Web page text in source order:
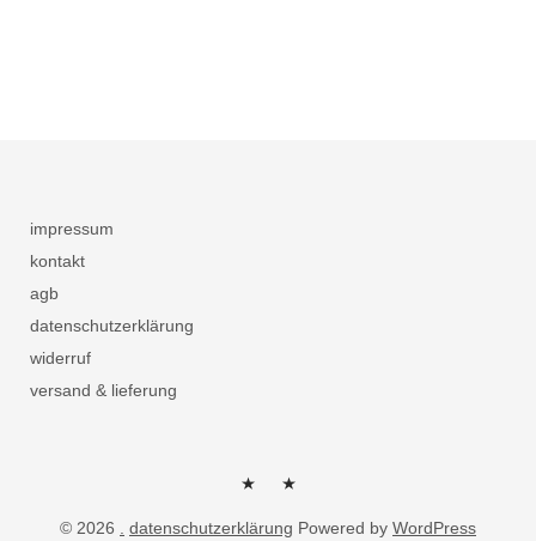
impressum
kontakt
agb
datenschutzerklärung
widerruf
versand & lieferung
herzlichkontakt
© 2026 datenschutzerklärung Powered by WordPress